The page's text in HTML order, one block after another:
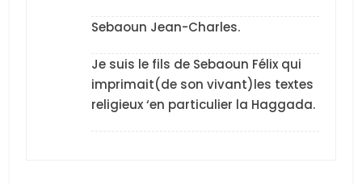
Sebaoun Jean-Charles.
Je suis le fils de Sebaoun Félix qui
imprimait(de son vivant)les textes
religieux ‘en particulier la Haggada.
CE QUI NOUS MANQUE –
JUDAISME